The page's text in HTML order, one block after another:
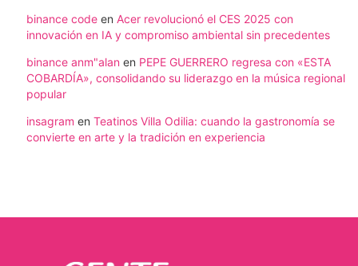
binance code en Acer revolucionó el CES 2025 con
innovación en IA y compromiso ambiental sin precedentes
binance anm"alan en PEPE GUERRERO regresa con «ESTA
COBARDÍA», consolidando su liderazgo en la música regional
popular
insagram en Teatinos Villa Odilia: cuando la gastronomía se
convierte en arte y la tradición en experiencia